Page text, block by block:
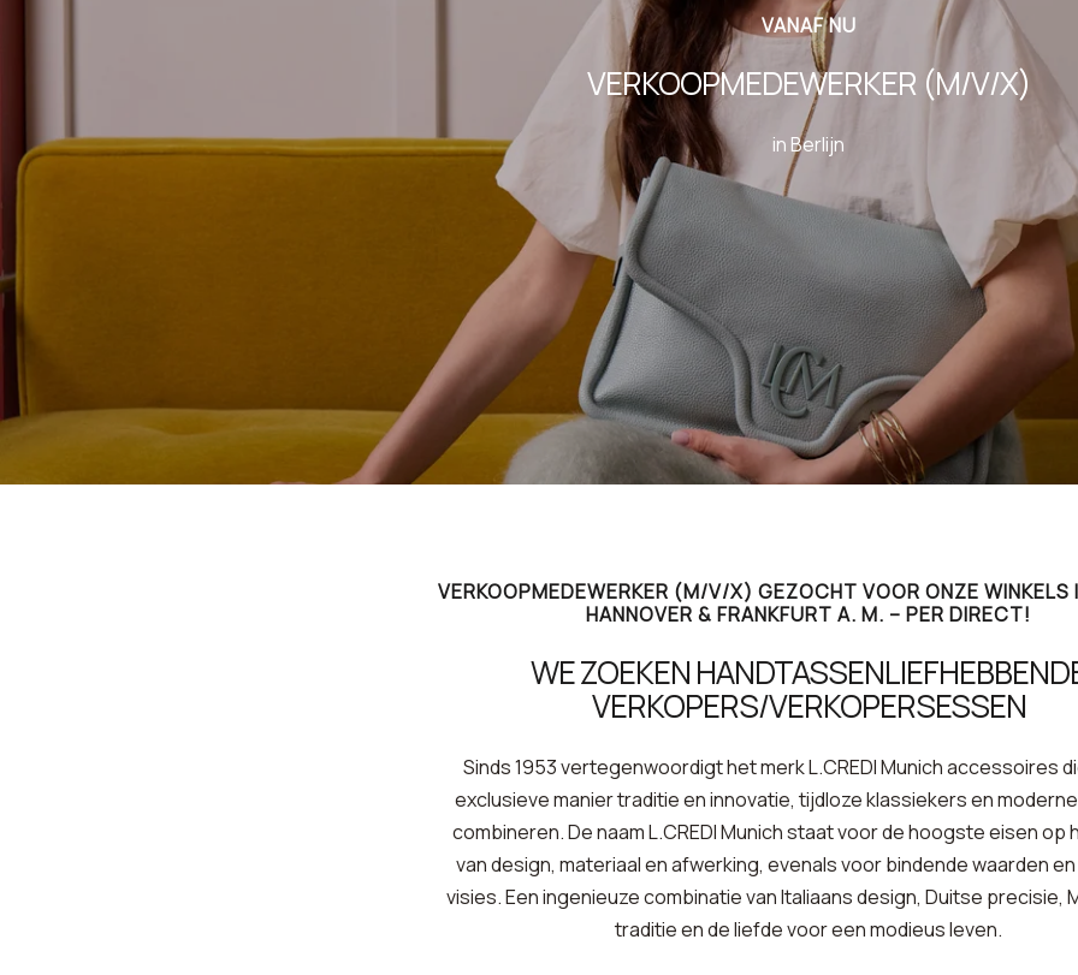
VANAF NU
VERKOOPMEDEWERKER (M/V/X)
in Berlijn
VERKOOPMEDEWERKER (M/V/X) GEZOCHT VOOR ONZE WINKELS
HANNOVER & FRANKFURT A. M. – PER DIRECT!
WE ZOEKEN
VERKOPERS/VERKOPERSESSEN
Sinds 1953 vertegenwoordigt het merk L.CREDI Munich accessoires
exclusieve manier traditie en innovatie, tijdloze klassiekers en
combineren. De naam L.CREDI Munich staat voor de hoogste eisen op
van design, materiaal en afwerking, evenals voor bindende waarden
visies. Een ingenieuze combinatie van Italiaans design, Duitse precisie,
traditie en de liefde voor een modieus leven.